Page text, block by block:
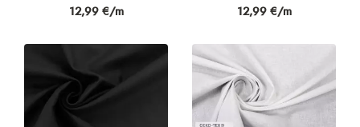
Prix
12,99 €/m
Prix
12,99 €/m